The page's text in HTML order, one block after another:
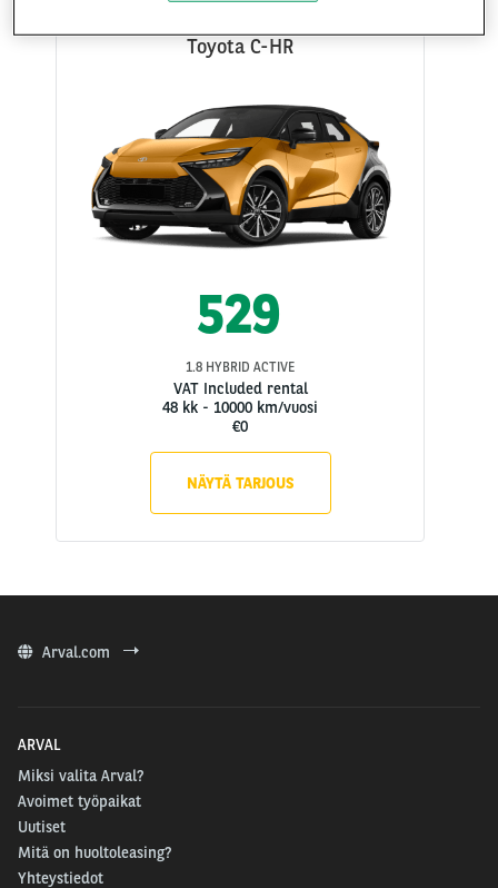
Toyota C-HR
529
1.8 HYBRID ACTIVE
VAT Included rental
48 kk - 10000 km/vuosi
€0
NÄYTÄ TARJOUS
Arval.com
ARVAL
Miksi valita Arval?
Avoimet työpaikat
Uutiset
Mitä on huoltoleasing?
Yhteystiedot